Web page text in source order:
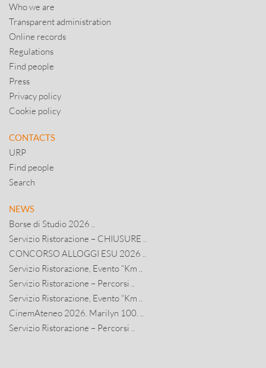
Who we are
Transparent administration
Online records
Regulations
Find people
Press
Privacy policy
Cookie policy
CONTACTS
URP
Find people
Search
NEWS
Borse di Studio 2026 ..
Servizio Ristorazione – CHIUSURE ..
CONCORSO ALLOGGI ESU 2026 ..
Servizio Ristorazione, Evento “Km ..
Servizio Ristorazione – Percorsi ..
Servizio Ristorazione, Evento “Km ..
CinemAteneo 2026. Marilyn 100. ..
Servizio Ristorazione – Percorsi ..